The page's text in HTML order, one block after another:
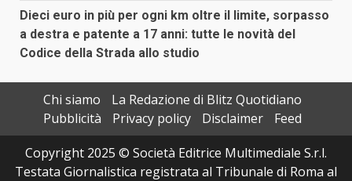
Dieci euro in più per ogni km oltre il limite, sorpasso
a destra e patente a 17 anni: tutte le novità del
Codice della Strada allo studio
Chi siamo
La Redazione di Blitz Quotidiano
Pubblicità
Privacy policy Disclaimer
Feed
Copyright 2025 © Società Editrice Multimediale S.r.l.
Testata Giornalistica registrata al Tribunale di Roma al